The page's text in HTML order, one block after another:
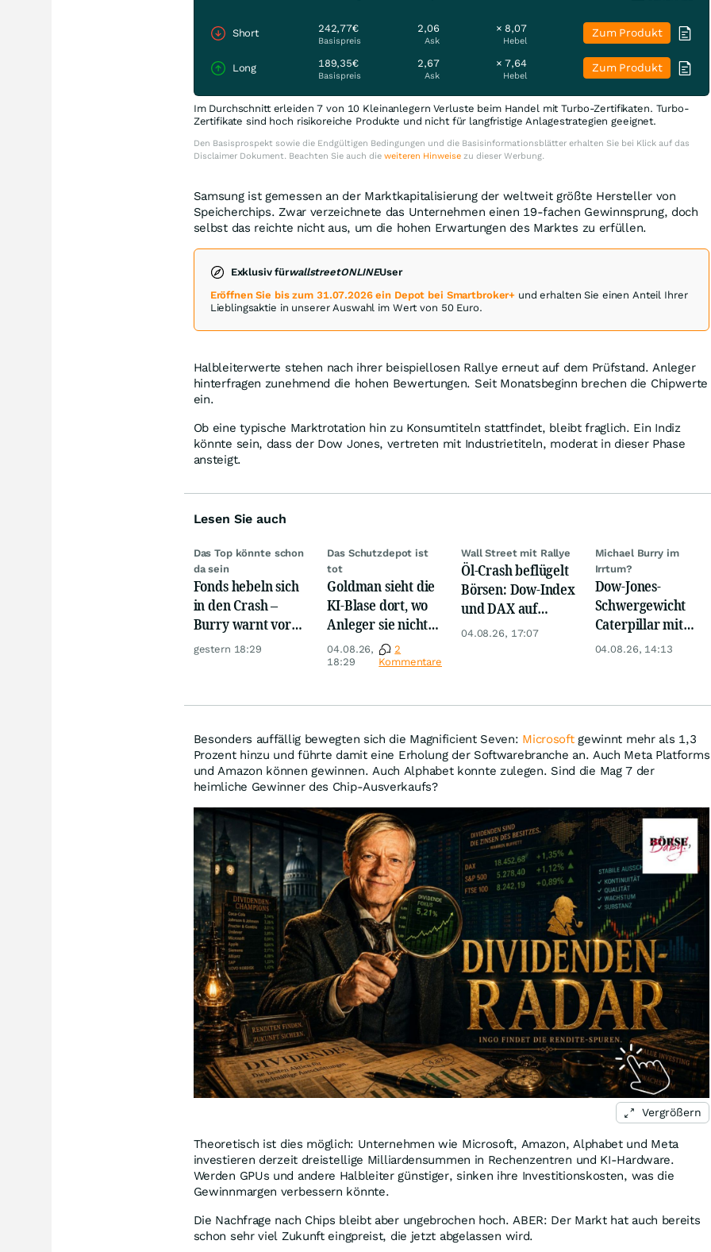
Short 242,77€
Basispreis
2,06
Ask
× 8,07
Hebel
Zum Produkt
Long 189,35€
Basispreis
2,67
Ask
× 7,64
Hebel
Zum Produkt
Im Durchschnitt erleiden 7 von 10 Kleinanlegern Verluste beim Handel mit Turbo-Zertifikaten. Turbo-
Zertifikate sind hoch risikoreiche Produkte und nicht für langfristige Anlagestrategien geeignet.
Den Basisprospekt sowie die Endgültigen Bedingungen und die Basisinformationsblätter erhalten Sie bei Klick auf das
Disclaimer Dokument. Beachten Sie auch die weiteren Hinweisezu dieser Werbung.
Samsung ist gemessen an der Marktkapitalisierung der weltweit größte Hersteller von
Speicherchips. Zwar verzeichnete das Unternehmen einen 19-fachen Gewinnsprung, doch
selbst das reichte nicht aus, um die hohen Erwartungen des Marktes zu erfüllen.
Exklusiv fürwallstreetONLINEUser
Eröffnen Sie bis zum 31.07.2026 ein Depot bei Smartbroker+ und erhalten Sie einen Anteil Ihrer
Lieblingsaktie in unserer Auswahl im Wert von 50 Euro.
Halbleiterwerte stehen nach ihrer beispiellosen Rallye erneut auf dem Prüfstand. Anleger
hinterfragen zunehmend die hohen Bewertungen. Seit Monatsbeginn brechen die Chipwerte
ein.
Ob eine typische Marktrotation hin zu Konsumtiteln stattfindet, bleibt fraglich. Ein Indiz
könnte sein, dass der Dow Jones, vertreten mit Industrietiteln, moderat in dieser Phase
ansteigt.
Lesen Sie auch
Das Top könnte schon
da sein
Fonds hebeln sich
in den Crash –
Burry warnt vor
einem Absturz wie
gestern 18:29
Das Schutzdepot ist
tot
Goldman sieht die
KI-Blase dort, wo
Anleger sie nicht
suchen
04.08.26,
18:29
2
Kommentare
Wall Street mit Rallye
Öl-Crash beflügelt
Börsen: Dow-Index
und DAX auf
Rekord, Gold zieht
04.08.26, 17:07
Michael Burry im
Irrtum?
Dow-Jones-
Schwergewicht
Caterpillar mit
brachialem
04.08.26, 14:13
Besonders auffällig bewegten sich die Magnificient Seven: Microsoftgewinnt mehr als 1,3
Prozent hinzu und führte damit eine Erholung der Softwarebranche an. Auch Meta Platforms
und Amazon können gewinnen. Auch Alphabet konnte zulegen. Sind die Mag 7 der
heimliche Gewinner des Chip-Ausverkaufs?
Vergrößern
Theoretisch ist dies möglich: Unternehmen wie Microsoft, Amazon, Alphabet und Meta
investieren derzeit dreistellige Milliardensummen in Rechenzentren und KI-Hardware.
Werden GPUs und andere Halbleiter günstiger, sinken ihre Investitionskosten, was die
Gewinnmargen verbessern könnte.
Die Nachfrage nach Chips bleibt aber ungebrochen hoch. ABER: Der Markt hat auch bereits
schon sehr viel Zukunft eingpreist, die jetzt abgelassen wird.